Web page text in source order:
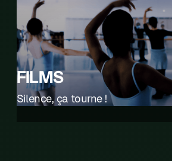
FILMS
Silence, ça tourne !